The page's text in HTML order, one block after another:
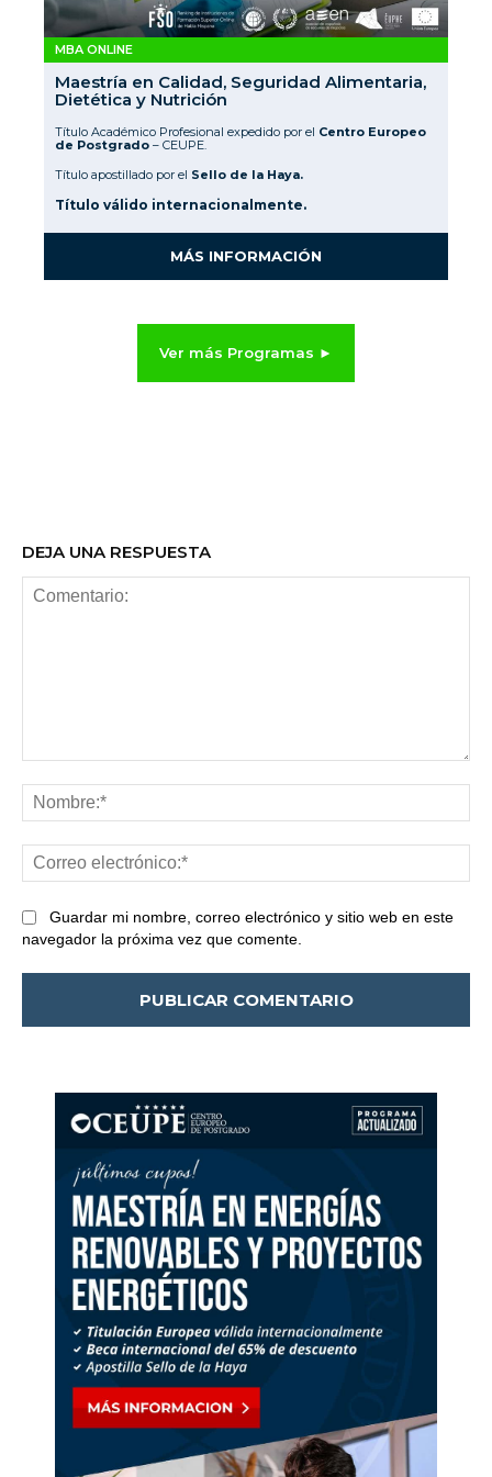
MBA ONLINE
Maestría en Calidad, Seguridad Alimentaria,
Dietética y Nutrición
Título Académico Profesional expedido por el Centro Europeo
de Postgrado – CEUPE.
Título apostillado por el Sello de la Haya.
Título válido internacionalmente.
MÁS INFORMACIÓN
Ver más Programas ►
DEJA UNA RESPUESTA
Guardar mi nombre, correo electrónico y sitio web en este
navegador la próxima vez que comente.